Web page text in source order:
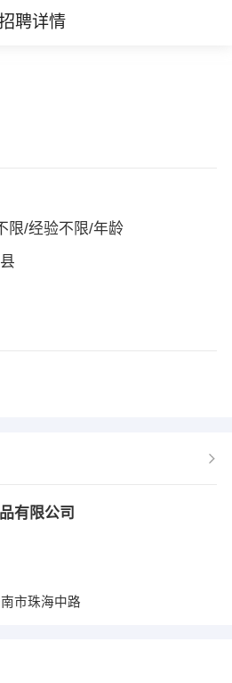
聘详情
限/经验不限/年龄
有限公司
市珠海中路